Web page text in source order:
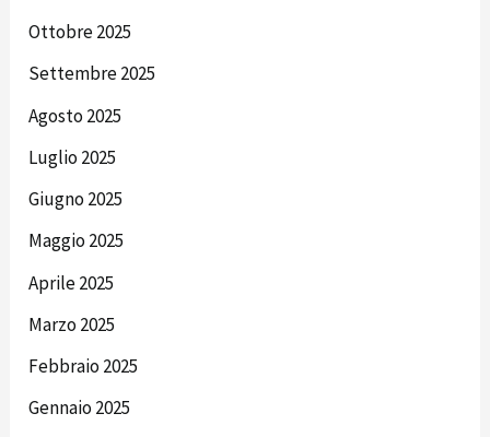
Ottobre 2025
Settembre 2025
Agosto 2025
Luglio 2025
Giugno 2025
Maggio 2025
Aprile 2025
Marzo 2025
Febbraio 2025
Gennaio 2025